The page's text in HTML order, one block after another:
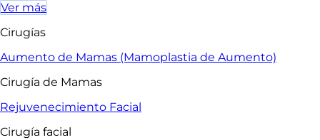
Ver más
Cirugías
Aumento de Mamas (Mamoplastia de Aumento)
Cirugía de Mamas
Rejuvenecimiento Facial
Cirugía facial